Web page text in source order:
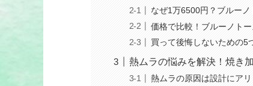
なぜ1万6500円？ブルー
価格で比較！ブルーノト
買って後悔しないための5
熱ムラの悩みを解決！焼き
熱ムラの原因は設計にア